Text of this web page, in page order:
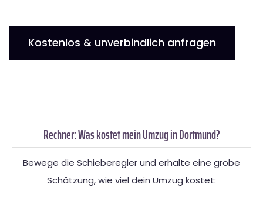
Kostenlos & unverbindlich anfragen
Rechner: Was kostet mein Umzug in Dortmund?
Bewege die Schieberegler und erhalte eine grobe
Schätzung, wie viel dein Umzug kostet: